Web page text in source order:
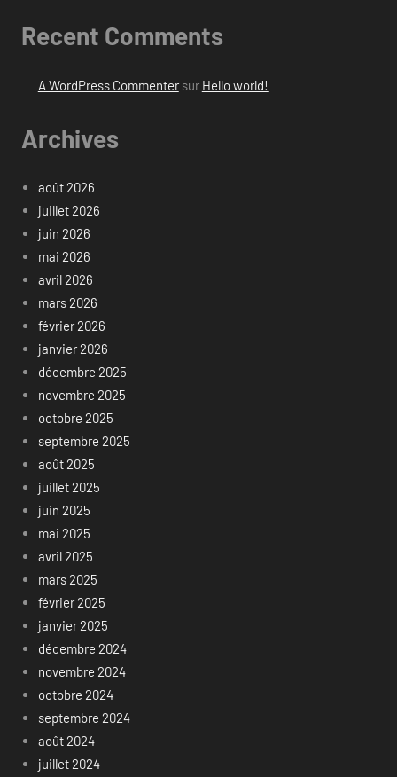
Recent Comments
A WordPress Commentersur Hello world!
Archives
août 2026
juillet 2026
juin 2026
mai 2026
avril 2026
mars 2026
février 2026
janvier 2026
décembre 2025
novembre 2025
octobre 2025
septembre 2025
août 2025
juillet 2025
juin 2025
mai 2025
avril 2025
mars 2025
février 2025
janvier 2025
décembre 2024
novembre 2024
octobre 2024
septembre 2024
août 2024
juillet 2024